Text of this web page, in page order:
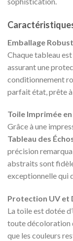
Emballage
Chaque tableau
assurant une
conditionnement
parfait état, prête
Toile Imprimée
Grâce à une
Tableau des
précision
abstraits sont
exceptionnelle qui
Protection UV et
La toile est dotée
toute décoloration
que les couleurs